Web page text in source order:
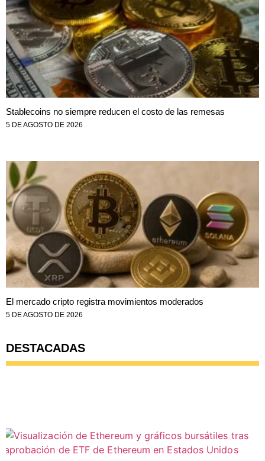
Stablecoins no siempre reducen el costo de las remesas
5 DE AGOSTO DE 2026
El mercado cripto registra movimientos moderados
5 DE AGOSTO DE 2026
DESTACADAS